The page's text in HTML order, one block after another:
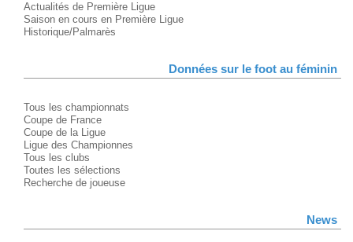
Actualités de Première Ligue
Saison en cours en Première Ligue
Historique/Palmarès
Données sur le foot au féminin
Tous les championnats
Coupe de France
Coupe de la Ligue
Ligue des Championnes
Tous les clubs
Toutes les sélections
Recherche de joueuse
News